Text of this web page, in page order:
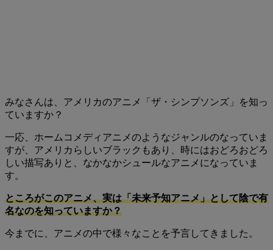
みなさんは、アメリカのアニメ「ザ・シンプソンズ」を知っ
ていますか？
一応、ホームコメディアニメのようなジャンルのなっていま
すが、アメリカらしいブラックもあり、時にはおどろおどろ
しい描写ありと、なかなかシュールなアニメになっていま
す。
ところがこのアニメ、実は「未来予知アニメ」として陰で有
名なのを知っていますか？
今までに、アニメの中で様々なことを予言してきました。